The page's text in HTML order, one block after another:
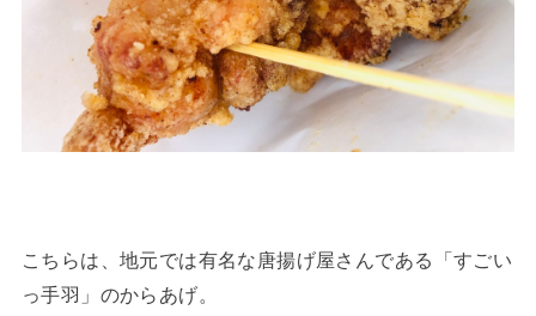
こちらは、地元では有名な唐揚げ屋さんである「すごい
っ手羽」のからあげ。